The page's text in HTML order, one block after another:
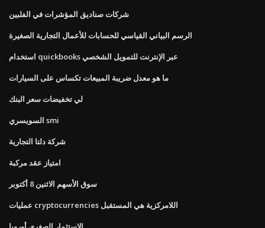
شركات صناديق المؤشرات في الفلبين
الرسم البياني القياسي للحسابات للأعمال التجارية الصغيرة
استخدام quickbooks عبر الإنترنت للتمويل الشخصي
ما هو معدل ضريبة المبيعات تكساس على السيارات
لي تخفيضات سعر البنك
السويسري smi
شركة دلتا التجارية
امتياز عقد مركبة
سوق الأسهم الاثنين 8 أكتوبر
عمليات cryptocurrencies اللامركزية هي المستقبل